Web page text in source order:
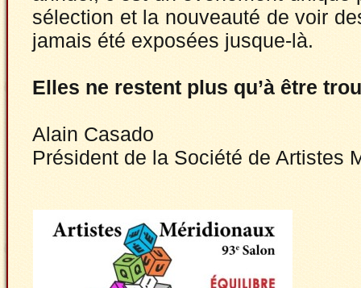
sélection et la nouveauté de voir
jamais été exposées jusque-là.
Elles ne restent plus qu’à être
Alain Casado
Président de la Société de Artistes